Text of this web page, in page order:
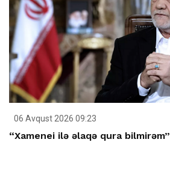
06 Avqust 2026 09:23
“Xamenei ilə əlaqə qura bilmirəm”